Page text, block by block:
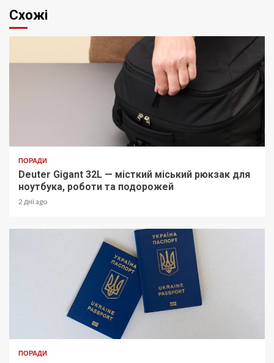
Схожі
ПОРАДИ
Deuter Gigant 32L — місткий міський рюкзак для
ноутбука, роботи та подорожей
2 дні ago
ПОРАДИ